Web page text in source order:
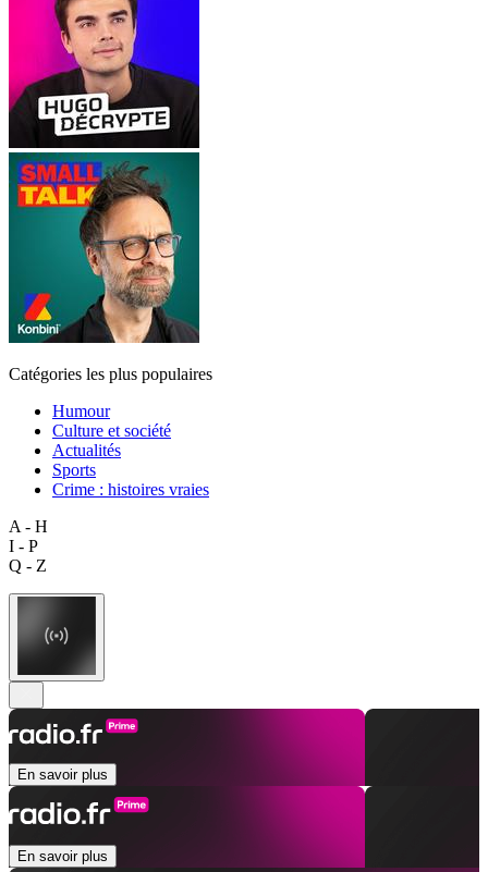
Catégories les plus populaires
Humour
Culture et société
Actualités
Sports
Crime : histoires vraies
A - H
I - P
Q - Z
En savoir plus
En savoir plus